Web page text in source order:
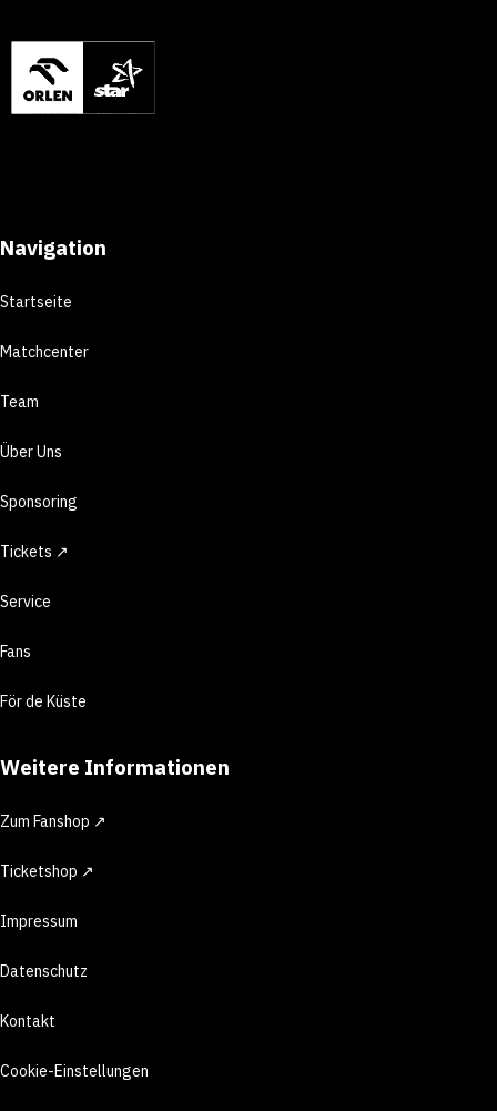
Navigation
Startseite
Matchcenter
Team
Über Uns
Sponsoring
Tickets ↗
Service
Fans
För de Küste
Weitere Informationen
Zum Fanshop ↗
Ticketshop ↗
Impressum
Datenschutz
Kontakt
Cookie-Einstellungen